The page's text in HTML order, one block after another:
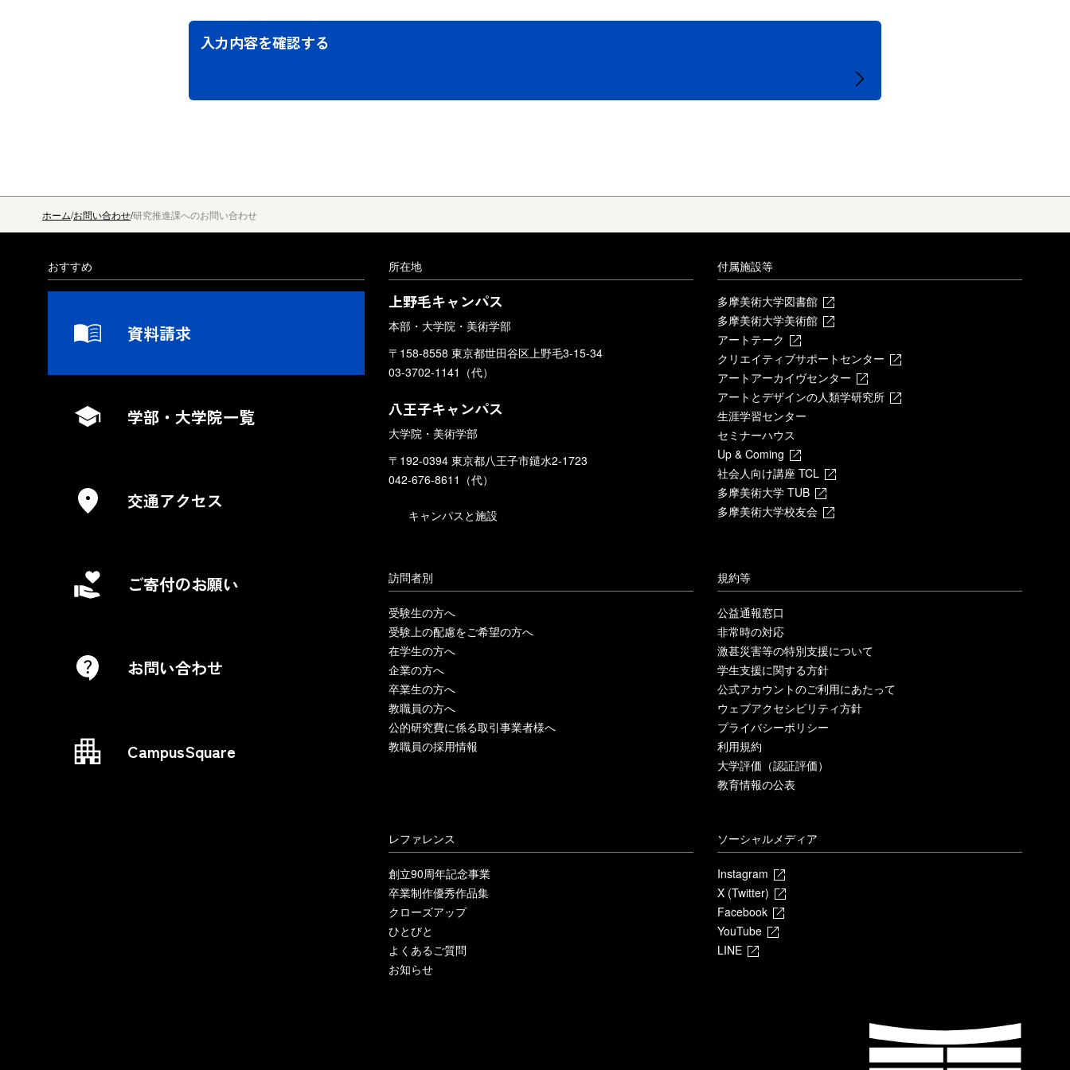
入力内容を確認する
ホーム お問い合わせ研究推進課へのお問い合わせ
おすすめ
資料請求
学部・大学院一覧
交通アクセス
ご寄付のお願い
お問い合わせ
CampusSquare
所在地
上野毛キャンパス
本部・大学院・美術学部
〒158-8558 東京都世田谷区上野毛3-15-34
03-3702-1141（代）
八王子キャンパス
大学院・美術学部
〒192-0394 東京都八王子市鑓水2-1723
042-676-8611（代）
キャンパスと施設
付属施設等
多摩美術大学図書館
多摩美術大学美術館
アートテーク
クリエイティブサポートセンター
アートアーカイヴセンター
アートとデザインの人類学研究所
生涯学習センター
セミナーハウス
Up & Coming
社会人向け講座 TCL
多摩美術大学 TUB
多摩美術大学校友会
訪問者別
受験生の方へ
受験上の配慮をご希望の方へ
在学生の方へ
企業の方へ
卒業生の方へ
教職員の方へ
公的研究費に係る取引事業者様へ
教職員の採用情報
規約等
公益通報窓口
非常時の対応
激甚災害等の特別支援について
学生支援に関する方針
公式アカウントのご利用にあたって
ウェブアクセシビリティ方針
プライバシーポリシー
利用規約
大学評価（認証評価）
教育情報の公表
レファレンス
創立90周年記念事業
卒業制作優秀作品集
クローズアップ
ひとびと
よくあるご質問
お知らせ
ソーシャルメディア
Instagram
X (Twitter)
Facebook
YouTube
LINE